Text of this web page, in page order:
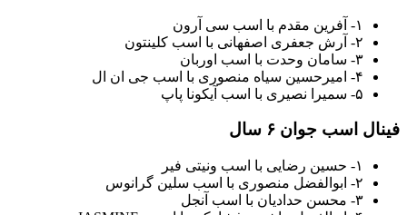
۱- آفرین مقدم با اسب سی آرون
۲- آرش جعفری اصفهانی با اسب کلینتون
۳- سامان وحدت با اسب اوربان
۴- امیرحسین سیاه منصوری با اسب جی ان ال
۵- سمیرا نصیری با اسب آیکونا پاپ
فینال اسب جوان ۶ سال
۱- حسین رضایی با اسب ونیتی فیر
۲- ابوالفضل منصوری با اسب سلین گرانوس
۳- محسن حدادیان با اسب آنجل